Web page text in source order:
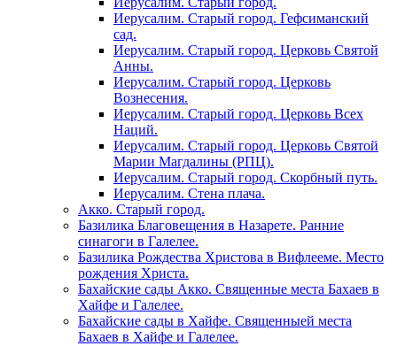
Иерусалим. Старый город. Гефсиманский
сад.
Иерусалим. Старый город. Церковь Святой
Анны.
Иерусалим. Старый город. Церковь
Вознесения.
Иерусалим. Старый город. Церковь Всех
Наций.
Иерусалим. Старый город. Церковь Святой
Марии Магдалины (РПЦ).
Иерусалим. Старый город. Скорбный путь.
Иерусалим. Стена плача.
Акко. Старый город.
Базилика Благовещения в Назарете. Ранние
синагоги в Галелее.
Базилика Рождества Христова в Вифлееме. Место
рождения Христа.
Бахайские сады Акко. Священные места Бахаев в
Хайфе и Галелее.
Бахайские сады в Хайфе. Священныей места
Бахаев в Хайфе и Галелее.